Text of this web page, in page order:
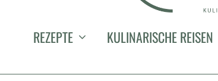
REZEPTE KULINARISCHE REISEN